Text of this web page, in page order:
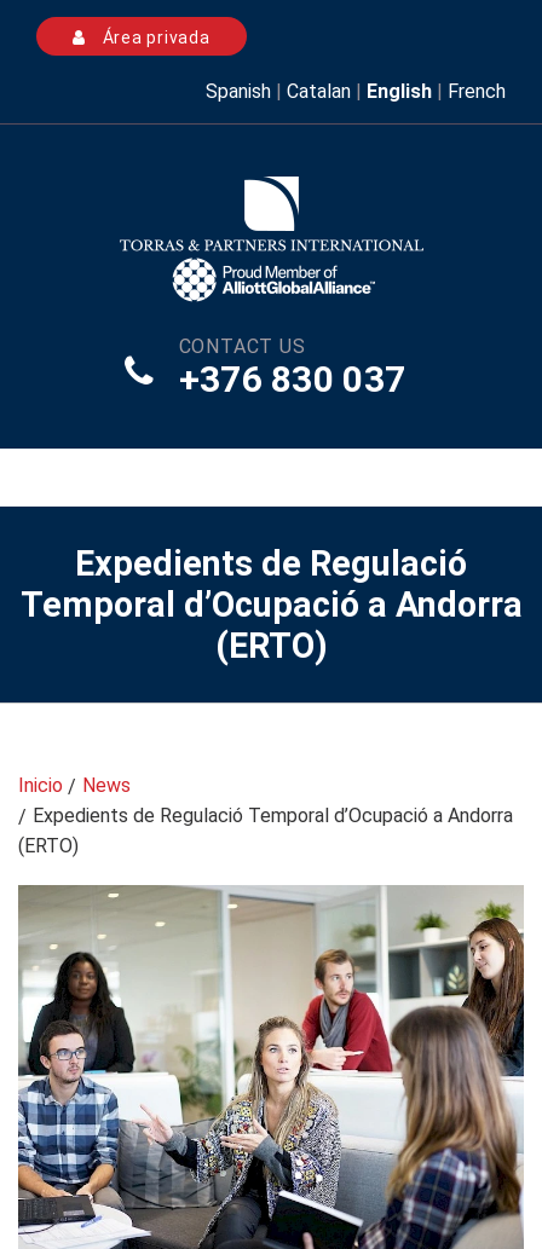
Área privada
Spanish | Catalan | English | French
CONTACT US
+376 830 037
Expedients de Regulació
Temporal d’Ocupació a Andorra
(ERTO)
Inicio
News
Expedients de Regulació Temporal d’Ocupació a Andorra
(ERTO)